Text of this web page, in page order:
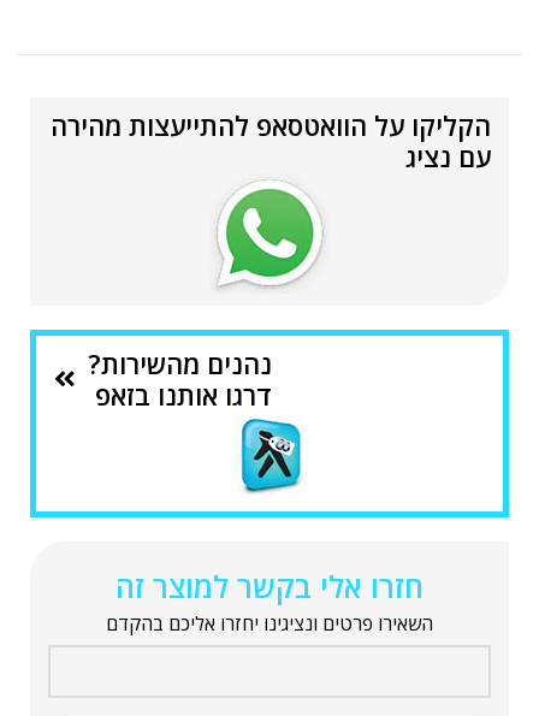
הקליקו על הוואטסאפ להתייעצות מהירה
עם נציג
נהנים מהשירות?
דרגו אותנו בזאפ
חזרו אלי בקשר למוצר זה
השאירו פרטים ונציגינו יחזרו אליכם בהקדם